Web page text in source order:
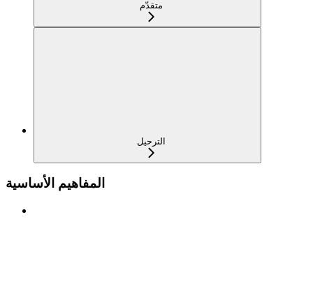
متقدّم
الترحيل
المفاهيم الأساسية